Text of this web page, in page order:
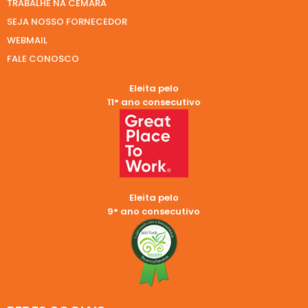
TRABALHE NA CEMARA
SEJA NOSSO FORNECEDOR
WEBMAIL
FALE CONOSCO
Eleita pelo
11° ano consecutivo
Eleita pelo
9° ano consecutivo